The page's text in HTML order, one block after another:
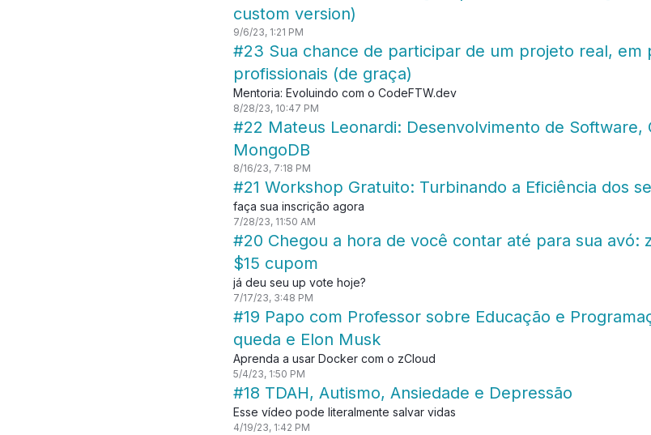
custom version)
9/6/23, 1:21 PM
#23 Sua chance de participar de um projeto real, em
profissionais (de graça)
Mentoria: Evoluindo com o CodeFTW.dev
8/28/23, 10:47 PM
#22 Mateus Leonardi: Desenvolvimento de Software,
MongoDB
8/16/23, 7:18 PM
#21 Workshop Gratuito: Turbinando a Eficiência dos
faça sua inscrição agora
7/28/23, 11:50 AM
#20 Chegou a hora de você contar até para sua avó:
$15 cupom
já deu seu up vote hoje?
7/17/23, 3:48 PM
#19 Papo com Professor sobre Educação e
queda e Elon Musk
Aprenda a usar Docker com o zCloud
5/4/23, 1:50 PM
#18 TDAH, Autismo, Ansiedade e Depressão
Esse vídeo pode literalmente salvar vidas
4/19/23, 1:42 PM